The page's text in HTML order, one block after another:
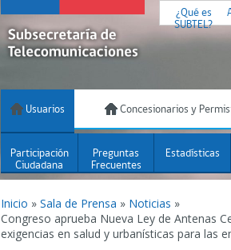
¿Qué es
SUBTEL?
Usuarios Concesionarios y
Participación
Ciudadana
Preguntas
Frecuentes
Estadísticas
Inicio » Sala de Prensa » Noticias »
Congreso aprueba Nueva Ley de Antenas
exigencias en salud y urbanísticas para las